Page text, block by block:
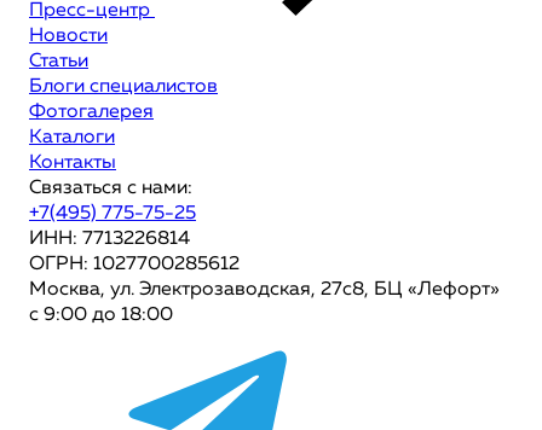
Пресс-центр
Новости
Статьи
Блоги специалистов
Фотогалерея
Каталоги
Контакты
Связаться с нами:
+7(495) 775-75-25
ИНН: 7713226814
ОГРН: 1027700285612
Москва, ул. Электрозаводская, 27с8, БЦ «Лефорт»
с 9:00 до 18:00